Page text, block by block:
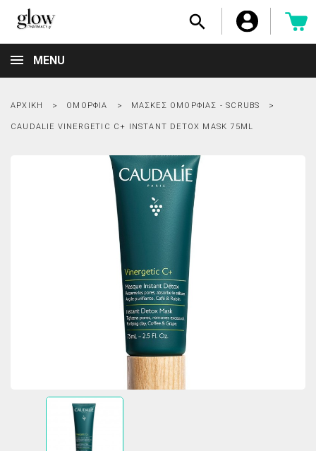

MENU
ΑΡΧΙΚΉ ΟΜΟΡΦΙΆ ΜΆΣΚΕΣ ΟΜΟΡΦΙΆΣ - SCRUBS
CAUDALIE VINERGETIC C+ INSTANT DETOX MASK 75ML